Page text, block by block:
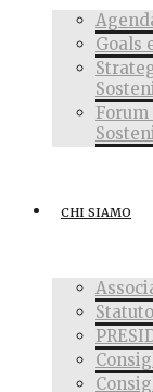
Goals
CHI SIAMO
Statuto